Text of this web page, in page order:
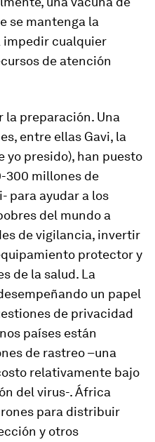
se mantenga la
cualquier
de atención
la preparación. Una
entre ellas Gavi, la
yo presido), han puesto
300 millones de
para ayudar a los
del mundo a
de vigilancia, invertir
protector y
de la salud. La
un papel
de privacidad
países están
de rastreo –una
relativamente bajo
del virus-. África
para distribuir
y otros